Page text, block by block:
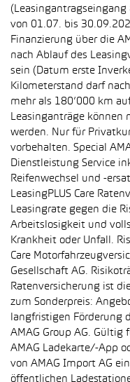
von 01.07. bis
Finanzierung über die
nach Ablauf des
sein (Datum erste
Kilometerstand darf
mehr als 180’000 km
Leasinganträge können
werden. Nur für
vorbehalten. Special
Dienstleistung Service
Reifenwechsel und -
LeasingPLUS Care
Leasingrate gegen die
Arbeitslosigkeit und
Krankheit oder Unfall.
Care
Gesellschaft AG.
Ratenversicherung ist
zum Sonderpreis:
langfristigen Förderung
AMAG Group AG.
AMAG Ladekarte/-App
von AMAG Import AG
öffentlichen